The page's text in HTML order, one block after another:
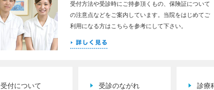
受付方法や受診時にご持参頂くもの、保険証について
の注意点などをご案内しています。当院をはじめてご
利用になる方はこちらを参考にして下さい。
受付について 受診のながれ 診療